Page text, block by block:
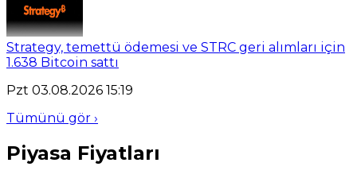
Strategy, temettü ödemesi ve STRC geri alımları için
1.638 Bitcoin sattı
Pzt 03.08.2026 15:19
Tümünü gör ›
Piyasa Fiyatları